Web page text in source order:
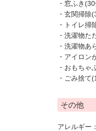
・窓ふき
・玄関掃除
・トイレ掃
・洗濯物た
・洗濯物あ
・アイロン
・おもちゃ
・ごみ捨て
その他
アレルギー